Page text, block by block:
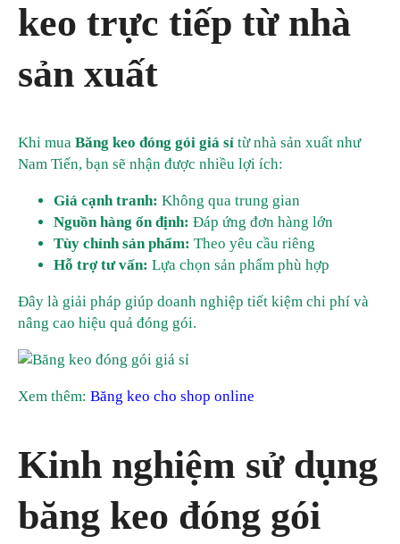
keo trực tiếp từ nhà
sản xuất
Khi mua Băng keo đóng gói giá sỉ từ nhà sản xuất như
Nam Tiến, bạn sẽ nhận được nhiều lợi ích:
Giá cạnh tranh: Không qua trung gian
Nguồn hàng ổn định: Đáp ứng đơn hàng lớn
Tùy chỉnh sản phẩm: Theo yêu cầu riêng
Hỗ trợ tư vấn: Lựa chọn sản phẩm phù hợp
Đây là giải pháp giúp doanh nghiệp tiết kiệm chi phí và
nâng cao hiệu quả đóng gói.
Xem thêm: Băng keo cho shop online
Kinh nghiệm sử dụng
băng keo đóng gói